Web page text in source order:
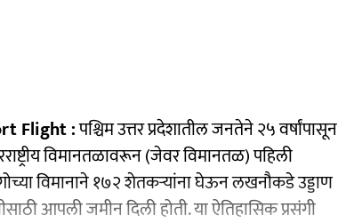
Flight :पश्चिम उत्तर प्रदेशातील जनतेने २५ वर्षांपासून
विमानतळावरून (जेवर विमानतळ) पहिली
विमानाने १७२ शेतकऱ्यांना घेऊन लखनौकडे उड्डाण
आपली जमीन दिली होती. या ऐतिहासिक प्रसंगी